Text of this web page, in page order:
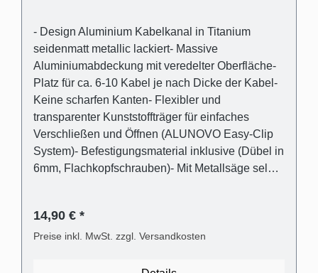
- Design Aluminium Kabelkanal in Titanium
seidenmatt metallic lackiert- Massive
Aluminiumabdeckung mit veredelter Oberfläche-
Platz für ca. 6-10 Kabel je nach Dicke der Kabel-
Keine scharfen Kanten- Flexibler und
transparenter Kunststoffträger für einfaches
Verschließen und Öffnen (ALUNOVO Easy-Clip
System)- Befestigungsmaterial inklusive (Dübel in
6mm, Flachkopfschrauben)- Mit Metallsäge selbst
Titanium seidenmatt metallic lackiert aus
Aluminium- 1 Stk. Kabelkanalträger aus
gängigsten Wandarten- Kreuzschlitz
14,90 € *
Preise inkl. MwSt. zzgl. Versandkosten